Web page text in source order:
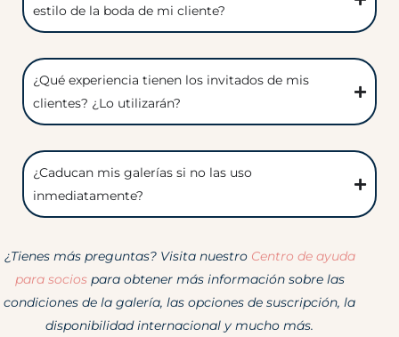
estilo de la boda de mi cliente?
¿Qué experiencia tienen los invitados de mis
clientes? ¿Lo utilizarán?
¿Caducan mis galerías si no las uso
inmediatamente?
¿Tienes más preguntas? Visita nuestro Centro de ayuda
para sociospara obtener más información sobre las
condiciones de la galería, las opciones de suscripción, la
disponibilidad internacional y mucho más.